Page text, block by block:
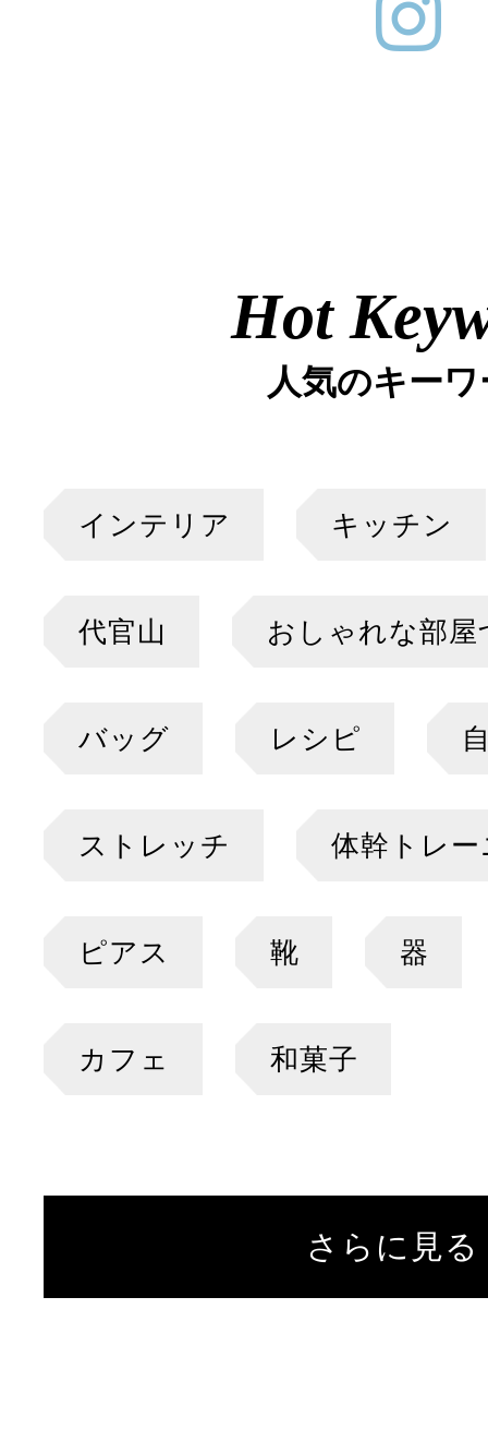
Hot
人気のキー
インテリア キッチン
代官山 おしゃれな部屋
バッグ レシピ
ストレッチ 体幹トレ
ピアス 靴 器
カフェ 和菓子
さらに見る